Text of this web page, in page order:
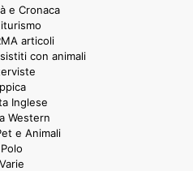
e Cronaca
articoli
con animali
Inglese
Western
e Animali
Polo
Varie